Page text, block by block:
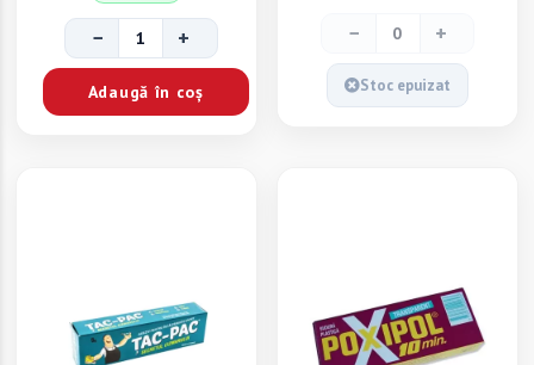
− +
Adaugă în coș
− +
Stoc epuizat